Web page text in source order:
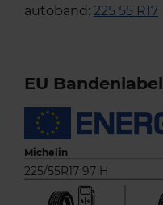
autoband: 225 55 R17
EU Bandenlabel
Michelin
225/55R17 97 H